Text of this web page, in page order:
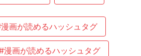
画が読めるハッシュタグ
漫画が読めるハッシュタグ